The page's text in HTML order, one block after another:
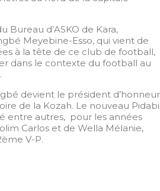
Bureau d’ASKO de Kara,
Meyebine-Esso, qui vient de
à la tête de ce club de football,
dans le contexte du football au
devient le président d’honneur
de la Kozah. Le nouveau Pidabi
entre autres, pour les années
Carlos et de Wella Mélanie,
V-P.